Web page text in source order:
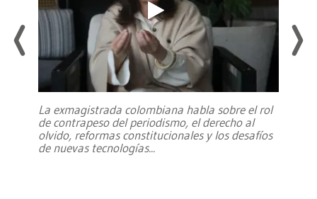
La exmagistrada colombiana habla sobre el rol
de contrapeso del periodismo, el derecho al
olvido, reformas constitucionales y los desafíos
de nuevas tecnologías...